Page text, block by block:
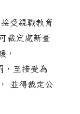
親職教育
裁定處新臺
，
接受為
並得裁定公